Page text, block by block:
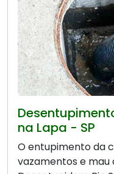
na Lapa - SP
O entupimento da
vazamentos e mau